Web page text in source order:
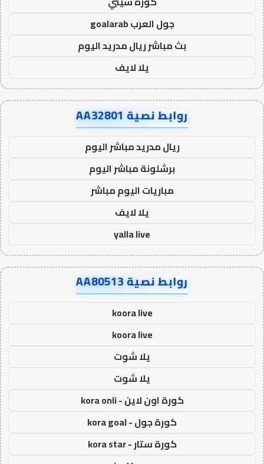
جول العرب goalarab
بث مباشر ريال مدريد اليوم
يلا لايف
روابط نصية AA32801
ريال مدريد مباشر اليوم
برشلونة مباشر اليوم
مباريات اليوم مباشر
يلا لايف
yalla live
روابط نصية AA80513
koora live
koora live
يلا شوت
يلا شوت
كورة اون لاين - kora onli
كورة جول - kora goal
كورة ستار - kora star